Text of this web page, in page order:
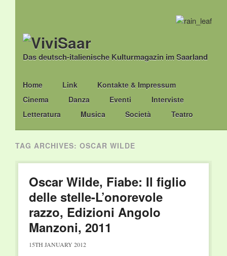
Das deutsch-italienische Kulturmagazin im Saarland
Main menu
Skip
to
content
Home Link
Kontakte & Impressum
Cinema
Danza Eventi
Interviste
Letteratura
Musica Società Teatro
TAG ARCHIVES: OSCAR WILDE
Oscar Wilde, Fiabe: Il figlio
delle stelle-L’onorevole
razzo, Edizioni Angolo
Manzoni, 2011
15TH JANUARY 2012